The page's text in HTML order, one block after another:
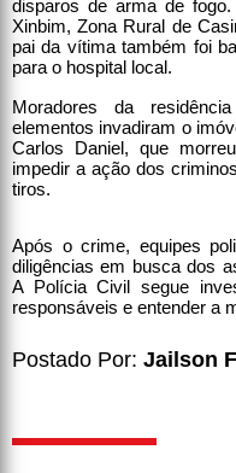
disparos de arma de
Xinbim, Zona Rural de
pai da vítima também foi
para o hospital local.
Moradores da
elementos invadiram o
Carlos Daniel, que
impedir a ação dos
tiros.
Após o crime, equipes
diligências em busca dos
A Polícia Civil segue
responsáveis e entender a
Postado Por: Jailson